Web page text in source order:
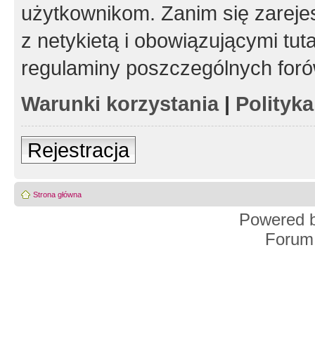
użytkownikom. Zanim się
z netykietą i obowiązującymi
regulaminy poszczególnych
Warunki korzystania|
Rejestracja
Strona główna
Powered